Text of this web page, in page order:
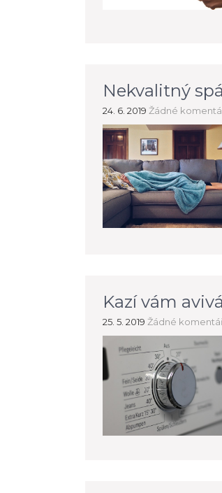
Nekvalitný
24. 6. 2019 Žádné
Kazí vám
25. 5. 2019 Žádné